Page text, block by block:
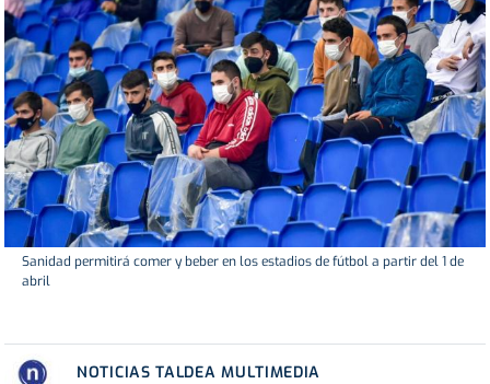
Sanidad permitirá comer y beber en los estadios de fútbol a partir del 1 de
abril
NOTICIAS TALDEA MULTIMEDIA